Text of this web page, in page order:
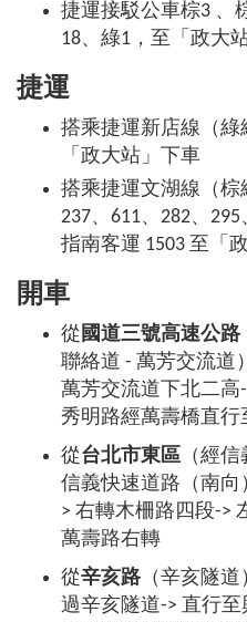
捷運接駁公車棕3 、
18、綠1，至「政大
捷運
搭乘捷運新店線（
「政大站」下車
搭乘捷運文湖線（棕
237、611、282、
指南客運 1503 至「
開車
從 國道三號高速公路
聯絡道 - 萬芳交流道）
萬芳交流道下北二高
秀明路經萬壽橋直行
從台北市東區 （經
信義快速道路（南
> 右轉木柵路四段->
萬壽路右轉
從辛亥路 （辛亥隧道
過辛亥隧道-> 直行